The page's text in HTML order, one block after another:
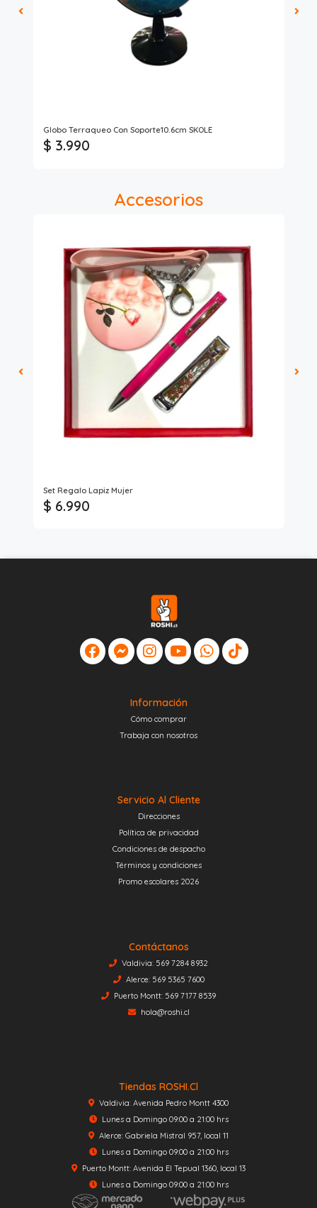
Globo Terraqueo Con Soporte10.6cm SKOLE
$ 3.990
Accesorios
Set Regalo Lapiz Mujer
$ 6.990
Información
Cómo comprar
Trabaja con nosotros
Servicio Al Cliente
Direcciones
Política de privacidad
Condiciones de despacho
Términos y condiciones
Promo escolares 2026
Contáctanos
Valdivia: 569 7284 8932
Alerce: 569 5365 7600
Puerto Montt: 569 7177 8539
hola@roshi.cl
Tiendas ROSHI.cl
Valdivia: Avenida Pedro Montt 4300
Lunes a Domingo 09:00 a 21:00 hrs
Alerce: Gabriela Mistral 957, local 11
Lunes a Domingo 09:00 a 21:00 hrs
Puerto Montt: Avenida El Tepual 1360, local 13
Lunes a Domingo 09:00 a 21:00 hrs